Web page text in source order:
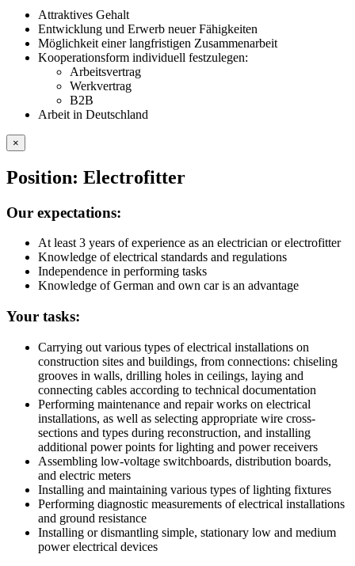
Attraktives Gehalt
Entwicklung und Erwerb neuer Fähigkeiten
Möglichkeit einer langfristigen Zusammenarbeit
Kooperationsform individuell festzulegen:
Arbeitsvertrag
Werkvertrag
B2B
Arbeit in Deutschland
×
Position: Electrofitter
Our expectations:
At least 3 years of experience as an electrician or electrofitter
Knowledge of electrical standards and regulations
Independence in performing tasks
Knowledge of German and own car is an advantage
Your tasks:
Carrying out various types of electrical installations on
construction sites and buildings, from connections: chiseling
grooves in walls, drilling holes in ceilings, laying and
connecting cables according to technical documentation
Performing maintenance and repair works on electrical
installations, as well as selecting appropriate wire cross-
sections and types during reconstruction, and installing
additional power points for lighting and power receivers
Assembling low-voltage switchboards, distribution boards,
and electric meters
Installing and maintaining various types of lighting fixtures
Performing diagnostic measurements of electrical installations
and ground resistance
Installing or dismantling simple, stationary low and medium
power electrical devices